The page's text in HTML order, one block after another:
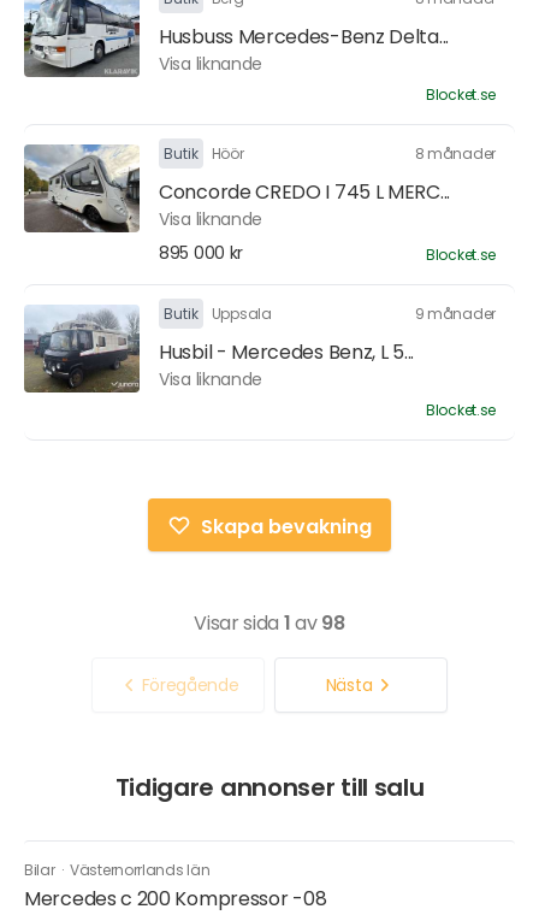
Husbuss Mercedes-Benz Delta...
Visa liknande
Blocket.se
Butik Höör 8 månader
Concorde CREDO I 745 L MERC...
Visa liknande
895 000 kr
Blocket.se
Butik Uppsala 9 månader
Husbil - Mercedes Benz, L 5...
Visa liknande
Blocket.se
Skapa bevakning
Visar sida 1av98
Föregående Nästa
Tidigare annonser till salu
Bilar ·Västernorrlands län
Mercedes c 200 Kompressor -08